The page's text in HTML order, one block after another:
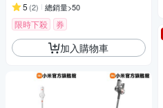
5 (2) 總銷量>50
限時下殺 券
加入購物車